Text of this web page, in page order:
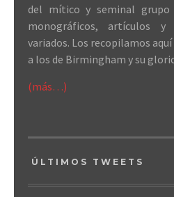
del mítico y seminal
monográficos, artículos
variados. Los recopilamos
a los de Birmingham y su
(más…)
ÚLTIMOS TWEETS